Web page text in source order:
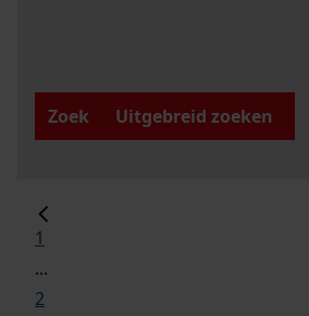
Zoek
Uitgebreid zoeken
1
...
2